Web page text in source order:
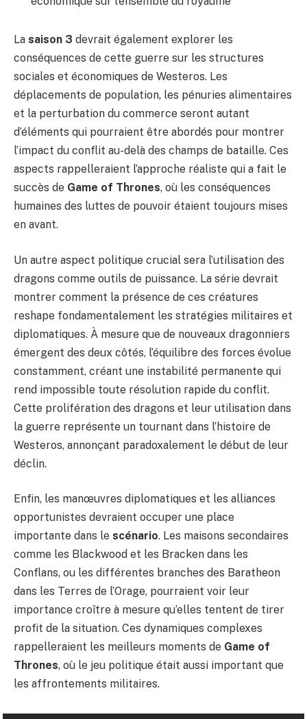
La saison 3 devrait également explorer les
conséquences de cette guerre sur les structures
sociales et économiques de Westeros. Les
déplacements de population, les pénuries alimentaires
et la perturbation du commerce seront autant
d’éléments qui pourraient être abordés pour montrer
l’impact du conflit au-delà des champs de bataille. Ces
aspects rappelleraient l’approche réaliste qui a fait le
succès de Game of Thrones, où les conséquences
humaines des luttes de pouvoir étaient toujours mises
en avant.
Un autre aspect politique crucial sera l’utilisation des
dragons comme outils de puissance. La série devrait
montrer comment la présence de ces créatures
reshape fondamentalement les stratégies militaires et
diplomatiques. À mesure que de nouveaux dragonniers
émergent des deux côtés, l’équilibre des forces évolue
constamment, créant une instabilité permanente qui
rend impossible toute résolution rapide du conflit.
Cette prolifération des dragons et leur utilisation dans
la guerre représente un tournant dans l’histoire de
Westeros, annonçant paradoxalement le début de leur
déclin.
Enfin, les manœuvres diplomatiques et les alliances
opportunistes devraient occuper une place
importante dans le scénario. Les maisons secondaires
comme les Blackwood et les Bracken dans les
Conflans, ou les différentes branches des Baratheon
dans les Terres de l’Orage, pourraient voir leur
importance croître à mesure qu’elles tentent de tirer
profit de la situation. Ces dynamiques complexes
rappelleraient les meilleurs moments de Game of
Thrones, où le jeu politique était aussi important que
les affrontements militaires.